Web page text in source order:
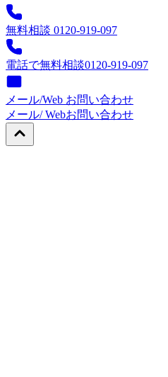
無料相談 0120-919-097
電話で無料相談0120-919-097
メール/Web お問い合わせ
メール/ Webお問い合わせ